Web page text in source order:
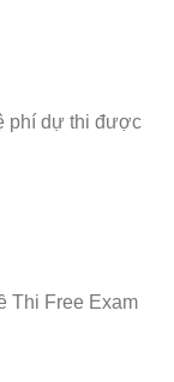
phí dự thi được
Thi Free Exam